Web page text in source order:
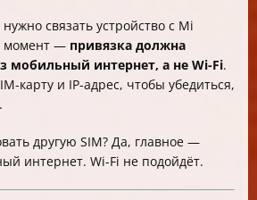
связать устройство с Mi
момент — привязка должна
мобильный интернет, а не Wi-Fi.
карту и IP-адрес, чтобы убедиться,
другую SIM? Да, главное —
интернет. Wi-Fi не подойдёт.